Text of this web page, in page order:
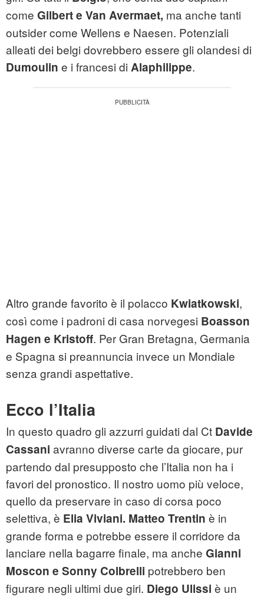
come Gilbert e Van Avermaet, ma anche tanti
outsider come Wellens e Naesen. Potenziali
alleati dei belgi dovrebbero essere gli olandesi di
Dumoulin e i francesi di Alaphilippe.
Altro grande favorito è il polacco Kwiatkowski,
così come i padroni di casa norvegesi Boasson
Hagen e Kristoff. Per Gran Bretagna, Germania
e Spagna si preannuncia invece un Mondiale
senza grandi aspettative.
Ecco l’Italia
In questo quadro gli azzurri guidati dal Ct Davide
Cassani avranno diverse carte da giocare, pur
partendo dal presupposto che l’Italia non ha i
favori del pronostico. Il nostro uomo più veloce,
quello da preservare in caso di corsa poco
selettiva, è Elia Viviani. Matteo Trentin è in
grande forma e potrebbe essere il corridore da
lanciare nella bagarre finale, ma anche Gianni
Moscon e Sonny Colbrelli potrebbero ben
figurare negli ultimi due giri. Diego Ulissi è un